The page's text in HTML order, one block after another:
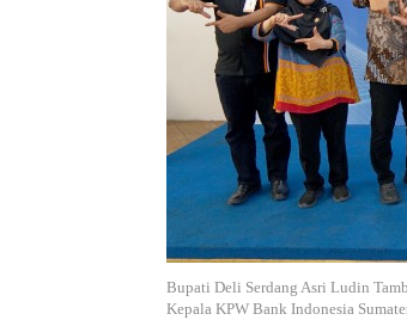
Bupati Deli Serdang Asri Ludin
Kepala KPW Bank Indonesia